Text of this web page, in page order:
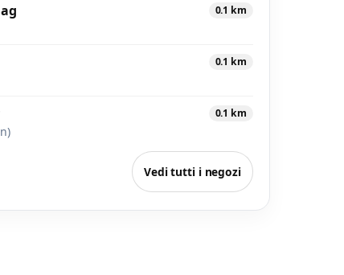
0.1 km
0.1 km
0.1 km
Vedi tutti i negozi